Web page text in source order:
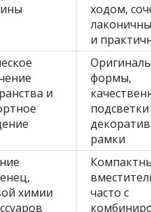
ходом,
и
и
формы,
рамки
химии
часто с